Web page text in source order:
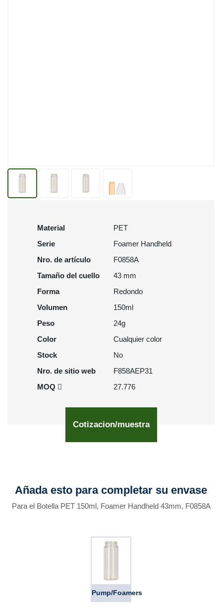
Material
PET
Serie
Foamer Handheld
Nro. de artículo
F0858A
Tamaño del cuello
43 mm
Forma
Redondo
Volumen
150ml
Peso
24g
Color
Cualquier color
Stock
No
Nro. de sitio web
F858AEP31
MOQ
27.776
Cotizacion/muestra
Añada esto para completar su envase
Para el Botella PET 150ml, Foamer Handheld 43mm, F0858A
Pump/Foamers